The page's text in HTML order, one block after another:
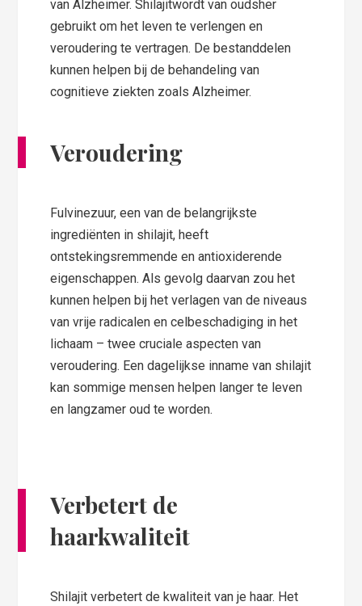
van Alzheimer. Shilajitwordt van oudsher
gebruikt om het leven te verlengen en
veroudering te vertragen. De bestanddelen
kunnen helpen bij de behandeling van
cognitieve ziekten zoals Alzheimer.
Veroudering
Fulvinezuur, een van de belangrijkste
ingrediënten in shilajit, heeft
ontstekingsremmende en antioxiderende
eigenschappen. Als gevolg daarvan zou het
kunnen helpen bij het verlagen van de niveaus
van vrije radicalen en celbeschadiging in het
lichaam – twee cruciale aspecten van
veroudering. Een dagelijkse inname van shilajit
kan sommige mensen helpen langer te leven
en langzamer oud te worden.
Verbetert de
haarkwaliteit
Shilajit verbetert de kwaliteit van je haar. Het